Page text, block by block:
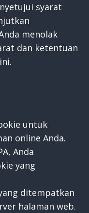
syarat
menolak
dan ketentuan
untuk
online Anda.
Anda
yang
ditempatkan
halaman web.